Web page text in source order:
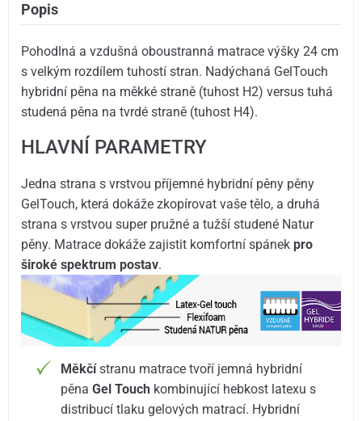
Popis
Pohodlná a vzdušná oboustranná matrace výšky 24 cm
s velkým rozdílem tuhostí stran. Nadýchaná GelTouch
hybridní pěna na měkké straně (tuhost H2) versus tuhá
studená pěna na tvrdé straně (tuhost H4).
HLAVNÍ PARAMETRY
Jedna strana s vrstvou příjemné hybridní pěny pěny
GelTouch, která dokáže zkopírovat vaše tělo, a druhá
strana s vrstvou super pružné a tužší studené Natur
pěny. Matrace dokáže zajistit komfortní spánekpro
široké spektrum postav.
Měkčístranu matrace tvoří jemná hybridní
pěnaGel Touch kombinující hebkost latexu s
distribucí tlaku gelových matrací. Hybridní